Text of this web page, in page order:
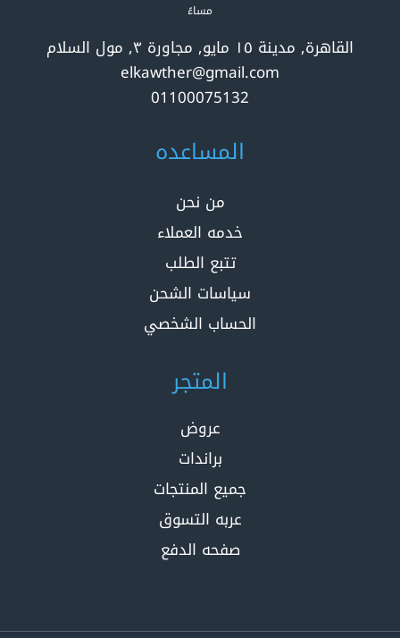
مساءً
القاهرة, مدينة ١٥ مايو, مجاورة ٣, مول السلام
elkawther@gmail.com
01100075132
المساعده
من نحن
خدمه العملاء
تتبع الطلب
سياسات الشحن
الحساب الشخصي
المتجر
عروض
براندات
جميع المنتجات
عربه التسوق
صفحه الدفع